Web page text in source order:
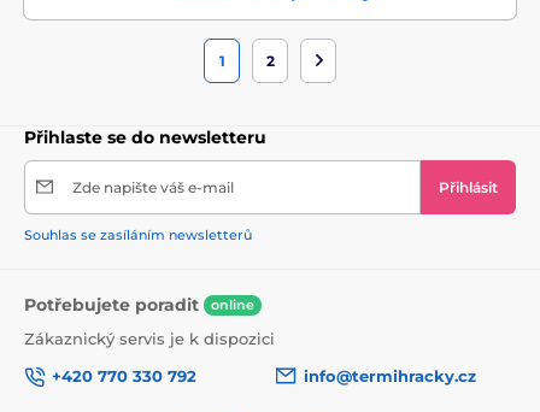
1 2
Přihlaste se do newsletteru
Zde napište váš e-mail Přihlásit
Souhlas se zasíláním newsletterů
Potřebujete poradit online
Zákaznický servis je k dispozici
+420 770 330 792
info@termihracky.cz